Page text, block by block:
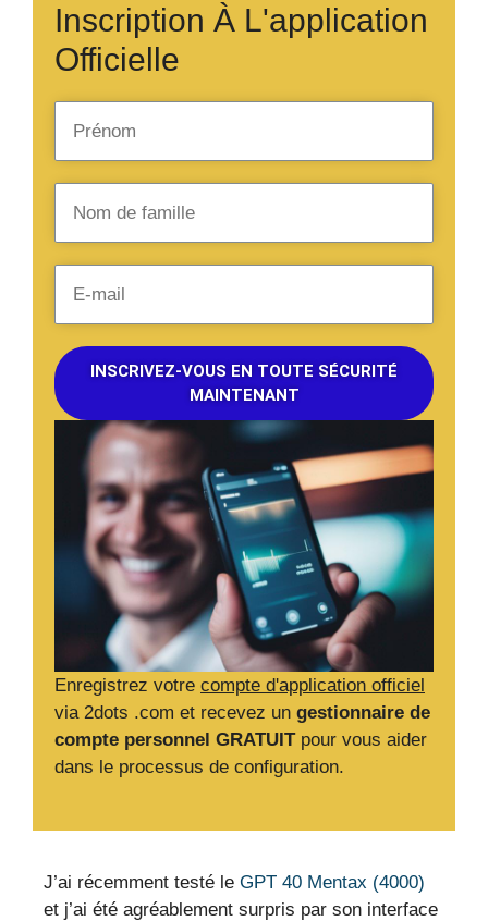
Enregistrez votre compte d'application officiel
via 2dots .com et recevez un gestionnaire de
compte personnel GRATUITpour vous aider
dans le processus de configuration.
Inscription À L'application
Officielle
INSCRIVEZ-VOUS EN TOUTE SÉCURITÉ
MAINTENANT
J’ai récemment testé le GPT 40 Mentax (4000)
et j’ai été agréablement surpris par son interface